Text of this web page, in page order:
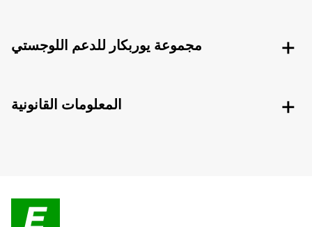
مجموعة يوربكار للدعم اللوجستي
المعلومات القانونية